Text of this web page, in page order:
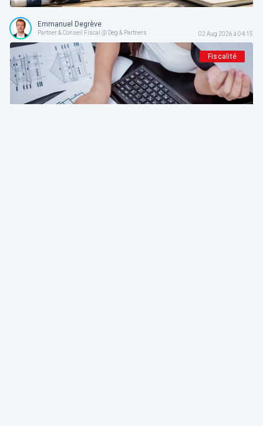
Emmanuel Degrève
Partner & Conseil Fiscal @ Deg & Partners 02 Aug 2026 à 04:15
Fiscalité